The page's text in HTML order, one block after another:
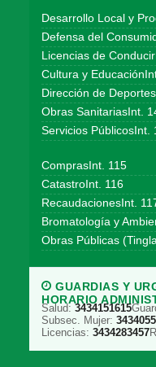
Desarrollo Local y
Defensa del
Licencias de
Cultura y
Dirección de
Obras SanitariasInt.
Servicios PúblicosInt.
ComprasInt. 115
CatastroInt. 116
RecaudacionesInt.
Bromatología y
Obras Públicas
GUARDIAS Y
HORARIO
Salud: 3434151615
Subsec. Mujer:
Licencias: 3434283457